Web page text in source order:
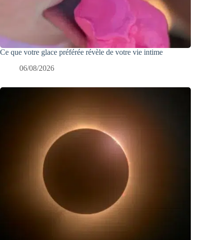
Ce que votre glace préférée révèle de votre vie intime
06/08/2026